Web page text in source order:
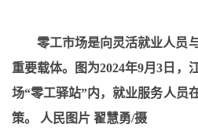
零工市场是向灵活就业人员
重要载体。图为2024年9月3日，
场“零工驿站”内，就业服务人员
策。 人民图片 翟慧勇/摄